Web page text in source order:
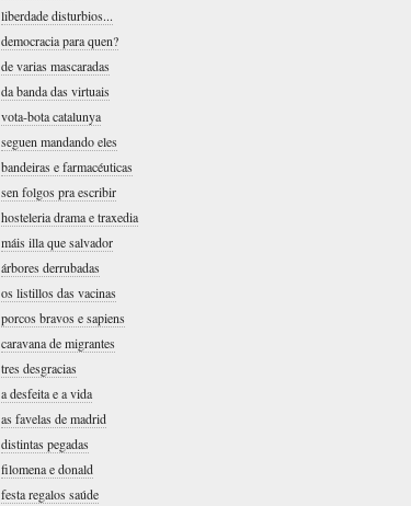
liberdade disturbios...
democracia para quen?
de varias mascaradas
da banda das virtuais
vota-bota catalunya
seguen mandando eles
bandeiras e farmacéuticas
sen folgos pra escribir
hosteleria drama e traxedia
máis illa que salvador
árbores derrubadas
os listillos das vacinas
porcos bravos e sapiens
caravana de migrantes
tres desgracias
a desfeita e a vida
as favelas de madrid
distintas pegadas
filomena e donald
festa regalos saúde